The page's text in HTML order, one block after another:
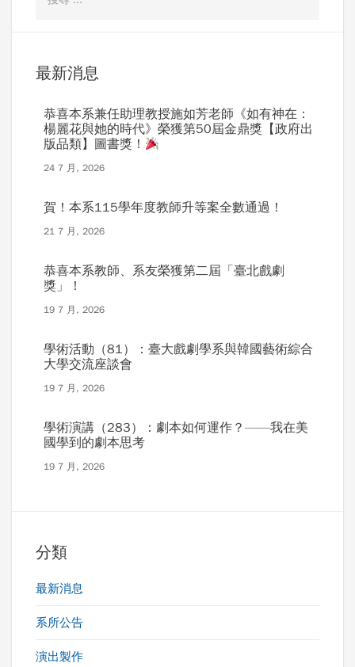
最新消息
恭喜本系兼任助理教授施如芳老師《如有神在：
楊麗花與她的時代》榮獲第50屆金鼎獎【政府出
版品類】圖書獎！
24 7 月, 2026
賀！本系115學年度教師升等案全數通過！
21 7 月, 2026
恭喜本系教師、系友榮獲第二屆「臺北戲劇
獎」！
19 7 月, 2026
學術活動（81）：臺大戲劇學系與韓國藝術綜合
大學交流座談會
19 7 月, 2026
學術演講（283）：劇本如何運作？——我在美
國學到的劇本思考
19 7 月, 2026
分類
最新消息
系所公告
演出製作